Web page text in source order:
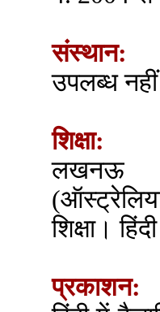
संस्थान:
उपलब्ध नहीं
शिक्षा:
लखनऊ
शिक्षा।
प्रकाशन: